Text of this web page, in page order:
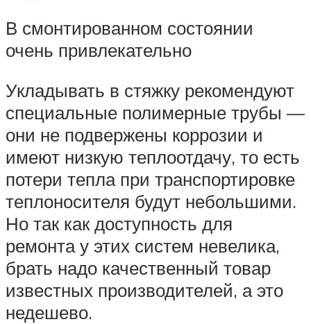
В смонтированном состоянии
очень привлекательно
Укладывать в стяжку рекомендуют
специальные полимерные трубы —
они не подвержены коррозии и
имеют низкую теплоотдачу, то есть
потери тепла при транспортировке
теплоносителя будут небольшими.
Но так как доступность для
ремонта у этих систем невелика,
брать надо качественный товар
известных производителей, а это
недешево.